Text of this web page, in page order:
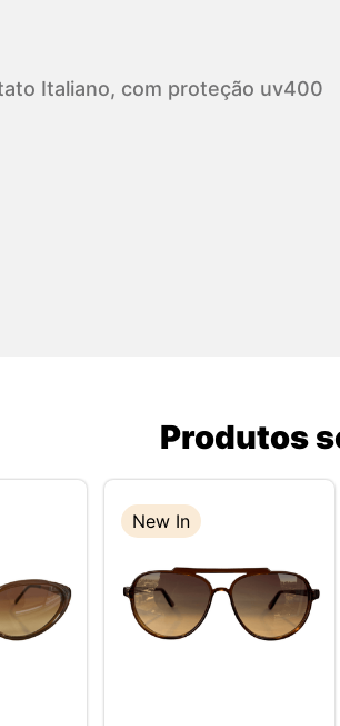
Italiano, com proteção uv400
Produtos
New In